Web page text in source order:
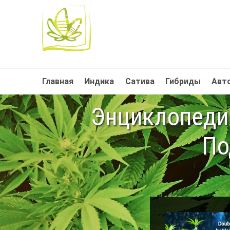
Главная Индика Сатива Гибриды